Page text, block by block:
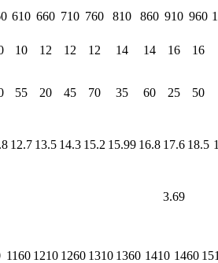
610 660 710 760 810 860 910 960
10 12 12 12 14 14 16
16
55 20 45 70 35 60 25 50
12.7 13.5 14.3 15.2 15.99 16.8 17.6 18.5
3.69
1160 1210 1260 1310 1360 1410 1460